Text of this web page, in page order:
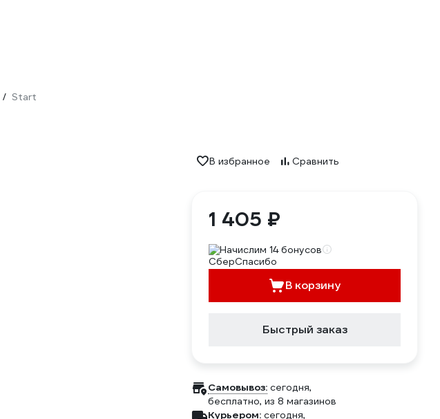
/ Start
В избранное Сравнить
1 405 ₽
Начислим 14 бонусов
В корзину
Быстрый заказ
Самовывоз: сегодня,
бесплатно, из 8 магазинов
Курьером: сегодня,